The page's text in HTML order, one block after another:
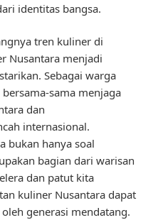
identitas bangsa.
tren kuliner di
Nusantara menjadi
Sebagai warga
sama menjaga
dan
internasional.
bukan hanya soal
bagian dari warisan
dan patut kita
kuliner Nusantara dapat
generasi mendatang.